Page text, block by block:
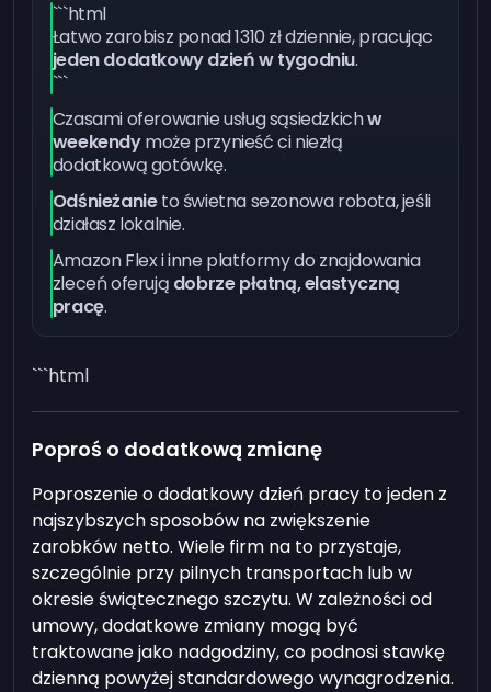
```html
Łatwo zarobisz ponad 1310 zł dziennie, pracując
jeden dodatkowy dzień w tygodniu.
```
Czasami oferowanie usług sąsiedzkichw
weekendymoże przynieść ci niezłą
dodatkową gotówkę.
Odśnieżanieto świetna sezonowa robota, jeśli
działasz lokalnie.
Amazon Flex i inne platformy do znajdowania
zleceń oferują dobrze płatną, elastyczną
pracę.
```html
Poproś o dodatkową zmianę
Poproszenie o dodatkowy dzień pracy to jeden z
najszybszych sposobów na zwiększenie
zarobków netto. Wiele firm na to przystaje,
szczególnie przy pilnych transportach lub w
okresie świątecznego szczytu. W zależności od
umowy, dodatkowe zmiany mogą być
traktowane jako nadgodziny, co podnosi stawkę
dzienną powyżej standardowego wynagrodzenia.